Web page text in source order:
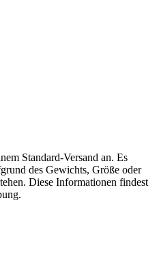
Standard-Versand an. Es
des Gewichts, Größe oder
Diese Informationen findest